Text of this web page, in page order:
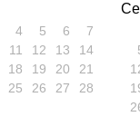
4 5 6
7
11 12 13
14
18 19 20
21
25 26 27
28